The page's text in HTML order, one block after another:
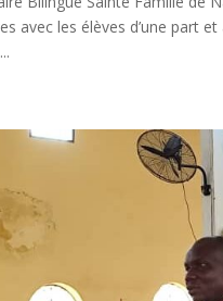
avec les élèves d’une part